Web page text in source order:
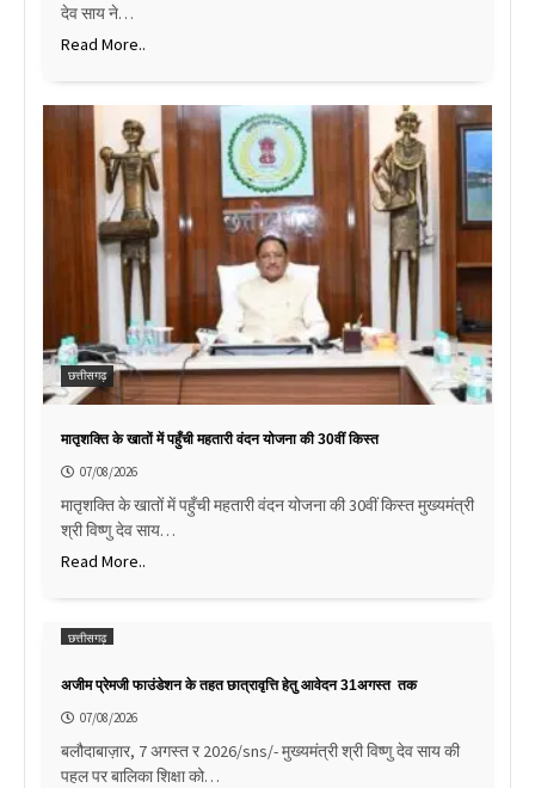
देव साय ने…
Read More..
छत्तीसगढ़
मातृशक्ति के खातों में पहुँची महतारी वंदन योजना की 30वीं किस्त
07/08/2026
मातृशक्ति के खातों में पहुँची महतारी वंदन योजना की 30वीं किस्त मुख्यमंत्री
श्री विष्णु देव साय…
Read More..
छत्तीसगढ़
अजीम प्रेमजी फाउंडेशन के तहत छात्रावृत्ति हेतु आवेदन 31अगस्त तक
07/08/2026
बलौदाबाज़ार, 7 अगस्त र 2026/sns/- मुख्यमंत्री श्री विष्णु देव साय की
पहल पर बालिका शिक्षा को…